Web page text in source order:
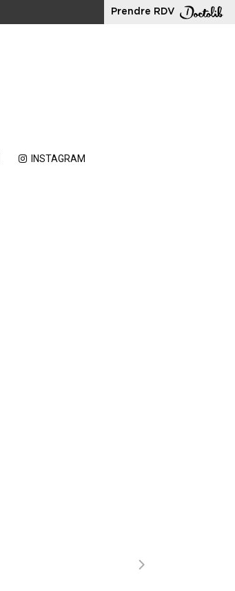
Prendre RDV
INSTAGRAM